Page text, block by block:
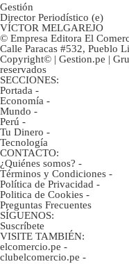
Gestión
Director Periodístico (e)
VÍCTOR MELGAREJO
© Empresa Editora El
Calle Paracas #532, Pueblo
Copyright© | Gestion.pe |
reservados
SECCIONES:
Portada -
Economía -
Mundo -
Perú -
Tu Dinero -
Tecnología
CONTACTO:
¿Quiénes somos? -
Términos y Condiciones -
Política de Privacidad -
Politica de Cookies -
Preguntas Frecuentes
SÍGUENOS:
Suscríbete
VISITE TAMBIÉN:
elcomercio.pe -
clubelcomercio.pe -